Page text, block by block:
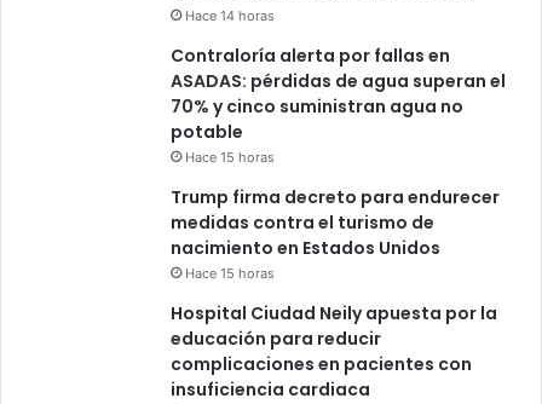
Hace 14 horas
Contraloría alerta por fallas en
ASADAS: pérdidas de agua superan el
70% y cinco suministran agua no
potable
Hace 15 horas
Trump firma decreto para endurecer
medidas contra el turismo de
nacimiento en Estados Unidos
Hace 15 horas
Hospital Ciudad Neily apuesta por la
educación para reducir
complicaciones en pacientes con
insuficiencia cardiaca